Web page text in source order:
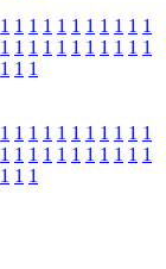
1 1 1 1 1 1 1 1 1 1 1
1 1 1 1 1 1 1 1 1 1 1
1 1 1
1 1 1 1 1 1 1 1 1 1 1
1 1 1 1 1 1 1 1 1 1 1
1 1 1